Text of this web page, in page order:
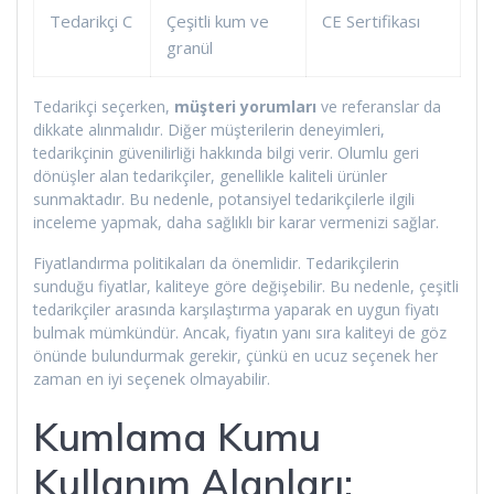
Tedarikçi C
Çeşitli kum ve
granül
CE Sertifikası
Tedarikçi seçerken, müşteri yorumları ve referanslar da
dikkate alınmalıdır. Diğer müşterilerin deneyimleri,
tedarikçinin güvenilirliği hakkında bilgi verir. Olumlu geri
dönüşler alan tedarikçiler, genellikle kaliteli ürünler
sunmaktadır. Bu nedenle, potansiyel tedarikçilerle ilgili
inceleme yapmak, daha sağlıklı bir karar vermenizi sağlar.
Fiyatlandırma politikaları da önemlidir. Tedarikçilerin
sunduğu fiyatlar, kaliteye göre değişebilir. Bu nedenle, çeşitli
tedarikçiler arasında karşılaştırma yaparak en uygun fiyatı
bulmak mümkündür. Ancak, fiyatın yanı sıra kaliteyi de göz
önünde bulundurmak gerekir, çünkü en ucuz seçenek her
zaman en iyi seçenek olmayabilir.
Kumlama Kumu
Kullanım Alanları: